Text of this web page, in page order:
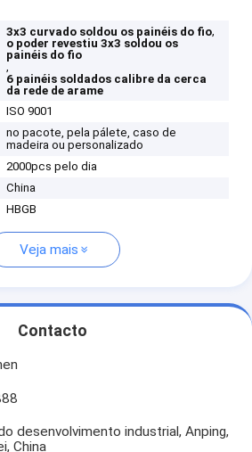
3x3 curvado soldou os painéis do fio,
o poder revestiu 3x3 soldou os
painéis do fio
,
6 painéis soldados calibre da cerca
da rede de arame
ISO 9001
no pacote, pela pálete, caso de
madeira ou personalizado
2000pcs pelo dia
China
HBGB
Veja mais
Contacto
desenvolvimento industrial, Anping,
China